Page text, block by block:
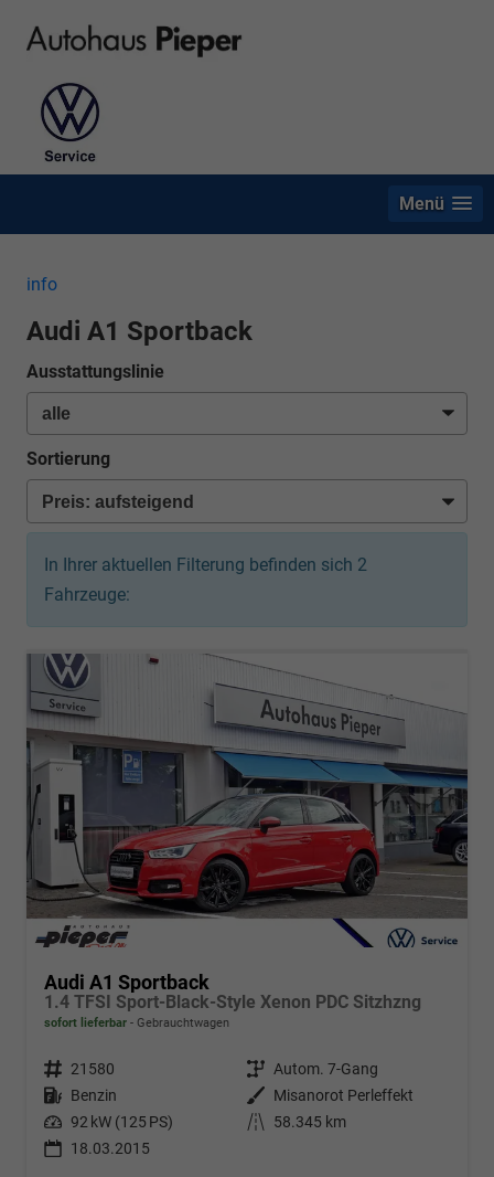
Menü
info
Audi A1 Sportback
Ausstattungslinie
Sortierung
In Ihrer aktuellen Filterung befinden sich 2
Fahrzeuge:
Audi A1 Sportback
1.4 TFSI Sport-Black-Style Xenon PDC Sitzhzng
sofort lieferbar Gebrauchtwagen
Fahrzeugnr. 21580 Getriebe Autom. 7-Gang
Kraftstoff Benzin Außenfarbe
Misanorot Perleffekt
Leistung 92 kW (125 PS) Kilometerstand
58.345 km
18.03.2015